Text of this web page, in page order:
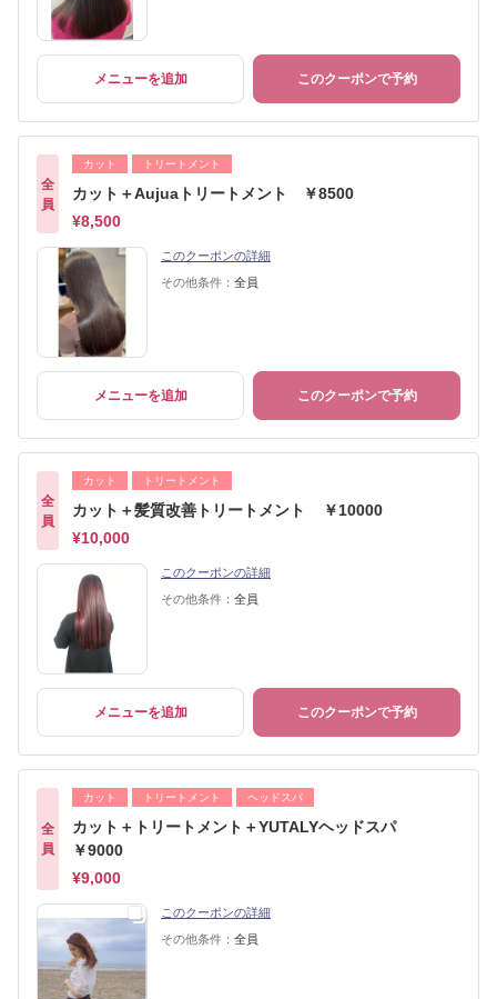
メニューを追加 このクーポンで予約
全
員
カット トリートメント
カット＋Aujuaトリートメント ￥8500
¥8,500
このクーポンの詳細
その他条件： 全員
メニューを追加 このクーポンで予約
全
員
カット トリートメント
カット＋髪質改善トリートメント ￥10000
¥10,000
このクーポンの詳細
その他条件： 全員
メニューを追加 このクーポンで予約
全
員
カット トリートメント ヘッドスパ
カット＋トリートメント＋YUTALYヘッドスパ
￥9000
¥9,000
このクーポンの詳細
その他条件： 全員